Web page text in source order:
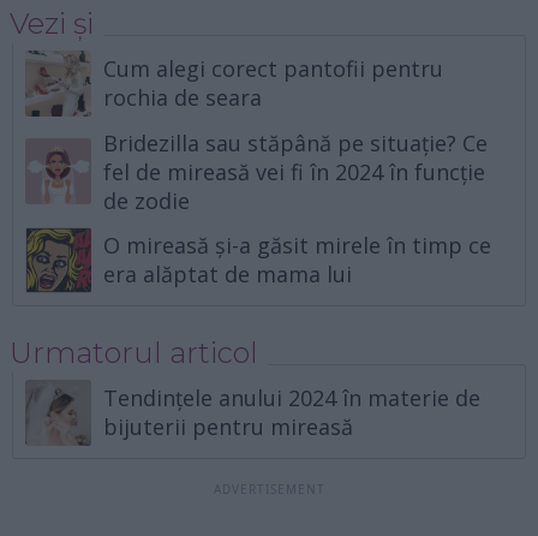
Vezi și
Cum alegi corect pantofii pentru
rochia de seara
Bridezilla sau stăpână pe situație? Ce
fel de mireasă vei fi în 2024 în funcție
de zodie
O mireasă și-a găsit mirele în timp ce
era alăptat de mama lui
Urmatorul articol
Tendințele anului 2024 în materie de
bijuterii pentru mireasă